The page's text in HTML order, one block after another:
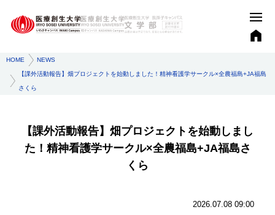
HOME NEWS
【課外活動報告】畑プロジェクトを始動しました！精神看護学サークル×全農福島+JA福島
さくら
【課外活動報告】畑プロジェクトを始動しまし
た！精神看護学サークル×全農福島+JA福島さ
くら
2026.07.08 09:00